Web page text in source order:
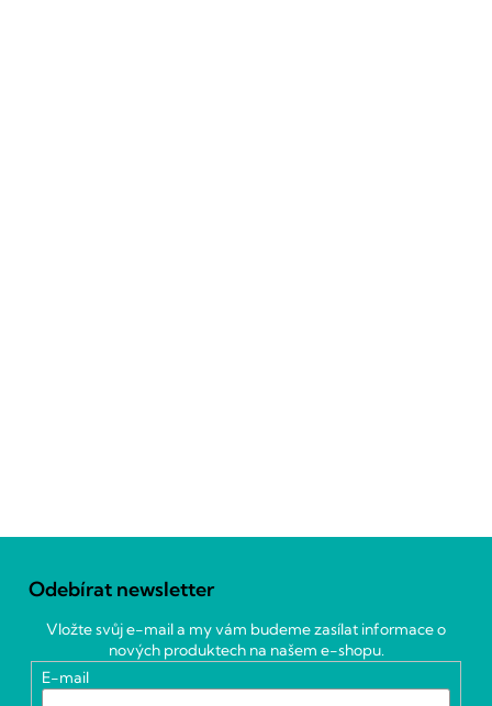
Odebírat newsletter
Vložte svůj e-mail a my vám budeme zasílat informace o
nových produktech na našem e-shopu.
E-mail